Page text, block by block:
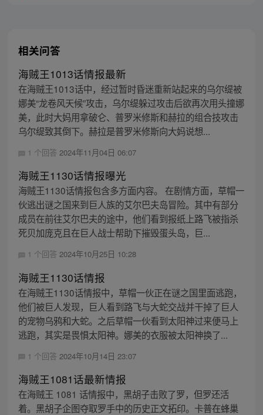
相关问答
海贼王1013话情报最新
在海贼王1013话中，经过暂时昏迷重新站起来的乌尔缇被
娜美“龙卷风天候”攻击，乌尔缇躲过攻击后欲再次用头撞娜
美，此时大妈用拿破仑、普罗米修斯和赫拉的组合技攻击
乌尔缇致其倒下。赫拉是普罗米修斯向大妈说想...
1 个回答 2024年11月04日 06:07
海贼王1130话情报曝光
海贼王1130话情报包含多方面内容。 在剧情方面，草帽一
伙逃出谜之国来到巨人族的艾尔巴夫岛冒险。其中有部分
成员在前往艾尔巴夫的途中，他们看到报纸上路飞被指杀
死贝加庞克且在巨人战士帮助下摧毁蛋头岛，巨...
1 个回答 2024年10月25日 10:28
海贼王1130话情报
在海贼王1130话情报中，草帽一伙正在谜之国里面逃跑，
他们被巨人发现，巨人看到路飞与大蛇交战并干掉了巨人
的宠物乌鸦和大蛇。之后草帽一伙看到太阳神过来便马上
逃跑，其实是畏惧太阳神。娜美的衣服被太阳神换了...
1 个回答 2024年10月14日 23:07
海贼王1081话最新情报
在海贼王 1081 话情报中，黑胡子击败了罗，但罗还活
着。黑胡子企图夺取罗手中的历史正文拓印。卡普在蜂巢